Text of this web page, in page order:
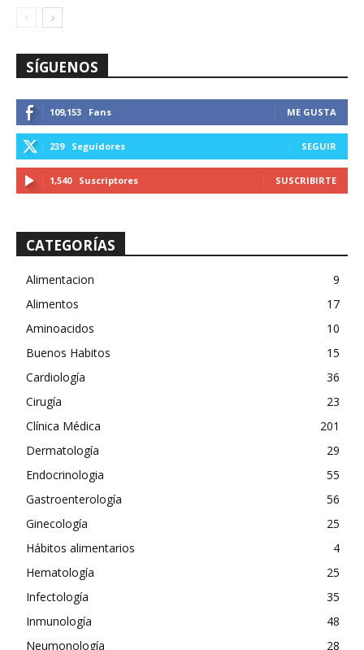
SÍGUENOS
109,153 Fans ME GUSTA
239 Seguidores SEGUIR
1,540 Suscriptores SUSCRIBIRTE
CATEGORÍAS
Alimentacion
9
Alimentos
17
Aminoacidos
10
Buenos Habitos
15
Cardiología
36
Cirugía
23
Clínica Médica
201
Dermatología
29
Endocrinologia
55
Gastroenterología
56
Ginecología
25
Hábitos alimentarios
4
Hematología
25
Infectología
35
Inmunología
48
Neumonología
28